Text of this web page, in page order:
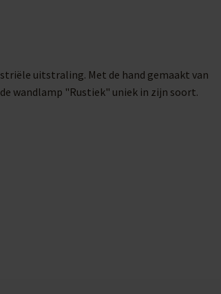
uitstraling. Met de hand gemaakt van
wandlamp "Rustiek" uniek in zijn soort.